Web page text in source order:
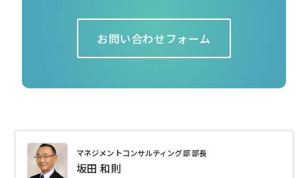
お問い合わせフォーム
マネジメントコンサルティング部 部長
坂田 和則